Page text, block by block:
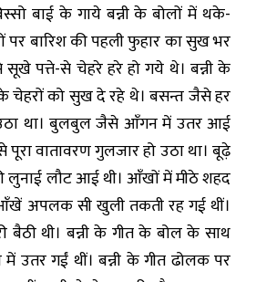
बाई के गाये बन्नी के बोलों में थके-
बारिश की पहली फुहार का सुख भर
सूखे पत्ते-से चेहरे हरे हो गये थे। बन्नी के
चेहरों को सुख दे रहे थे। बसन्त जैसे हर
था। बुलबुल जैसे आँगन में उतर आई
वातावरण गुलजार हो उठा था। बूढ़े
लुनाई लौट आई थी। आँखों में मीठे शहद
अपलक सी खुली तकती रह गई थीं।
बैठी थी। बन्नी के गीत के बोल के साथ
गईं थीं। बन्नी के गीत ढोलक पर